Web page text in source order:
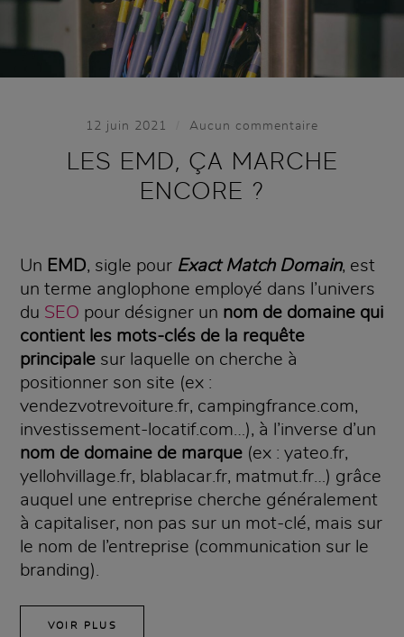
12 juin 2021 Aucun commentaire
LES EMD, ÇA MARCHE
ENCORE ?
Un EMD, sigle pour Exact Match Domain, est
un terme anglophone employé dans l’univers
du SEO pour désigner un nom de domaine qui
contient les mots-clés de la requête
principale sur laquelle on cherche à
positionner son site (ex :
vendezvotrevoiture.fr, campingfrance.com,
investissement-locatif.com…), à l’inverse d’un
nom de domaine de marque (ex : yateo.fr,
yellohvillage.fr, blablacar.fr, matmut.fr…) grâce
auquel une entreprise cherche généralement
à capitaliser, non pas sur un mot-clé, mais sur
le nom de l’entreprise (communication sur le
branding).
VOIR PLUS